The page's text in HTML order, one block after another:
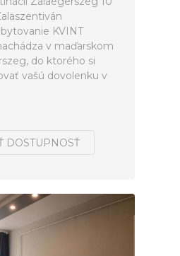
KVINT
v maďarskom
do ktorého si
vašú dovolenku v
DOSTUPNOSŤ